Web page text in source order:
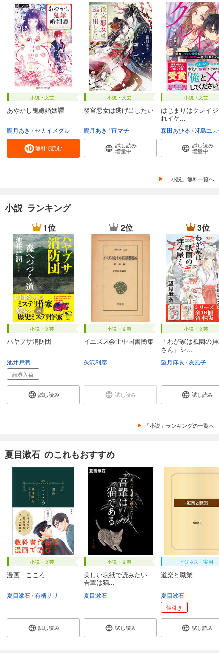
小説・文芸
あやかし鬼嫁婚姻譚
朧月あき セカイメグル
無料で読む
小説・文芸
後宮悪女は逃げ出したい
朧月あき 宵マチ
試し読み
増量中
小説・文芸
はじまりはクレイ
れイケ...
森田あひる 冴島ユ
試し読み
増量中
「小説」無料一覧へ
小説 ランキング
1位
小説・文芸
ハヤブサ消防団
池井戸潤
続巻入荷
試し読み
2位
小説・文芸
イエズス会士中国書簡集
矢沢利彦
試し読み
3位
小説・文芸
「わが家は祇園の
さん」シ...
望月麻衣 友風子
試し読み
「小説」ランキングの一覧へ
夏目漱石 のこれもおすすめ
小説・文芸
漫画 こころ
夏目漱石 有栖サリ
試し読み
小説・文芸
美しい表紙で読みたい
吾輩は猫...
夏目漱石
試し読み
ビジネス・実用
道楽と職業
夏目漱石
値引き
試し読み